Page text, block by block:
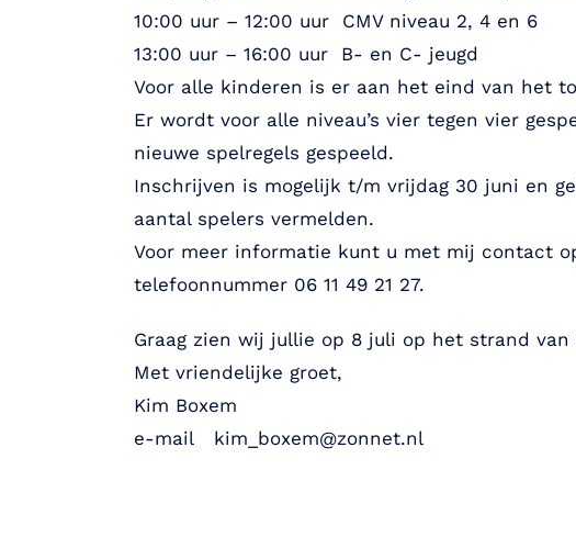
10:00 uur – 12:00 uur CMV niveau 2, 4 en 6
13:00 uur – 16:00 uur B- en C- jeugd
Voor alle kinderen is er aan het eind van het
Er wordt voor alle niveau’s vier tegen vier
nieuwe spelregels gespeeld.
Inschrijven is mogelijk t/m vrijdag 30 juni en
aantal spelers vermelden.
Voor meer informatie kunt u met mij contact
telefoonnummer 06 11 49 21 27.
Graag zien wij jullie op 8 juli op het strand van
Met vriendelijke groet,
Kim Boxem
e-mail kim_boxem@zonnet.nl